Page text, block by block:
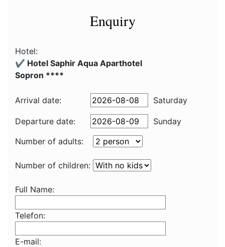
Enquiry
Hotel:
✔️ Hotel Saphir Aqua Aparthotel
Sopron ****
Arrival date: Saturday
Departure date:
Sunday
Number of adults:
Number of children:
Full Name:
Telefon:
E-mail: